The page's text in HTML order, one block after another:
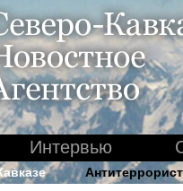
Интервью